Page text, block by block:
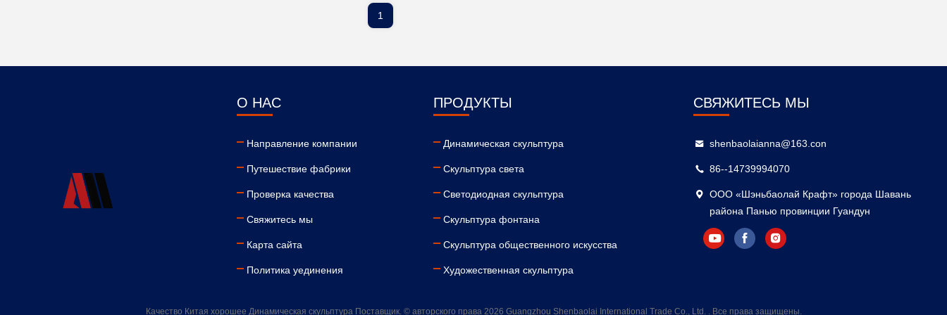
1
О НАС
Направление компании
Путешествие фабрики
Проверка качества
Свяжитесь мы
Карта сайта
Политика уединения
ПРОДУКТЫ
Динамическая скульптура
Скульптура света
Светодиодная скульптура
Скульптура фонтана
Скульптура общественного искусства
Художественная скульптура
СВЯЖИТЕСЬ МЫ
shenbaolaianna@163.con
86--14739994070
ООО «Шэньбаолай Крафт» города Шавань
района Панью провинции Гуандун
Качество Китая хорошее Динамическая скульптура Поставщик. © авторского права 2026 Guangzhou Shenbaolai International Trade Co., Ltd. . Все права защищены.